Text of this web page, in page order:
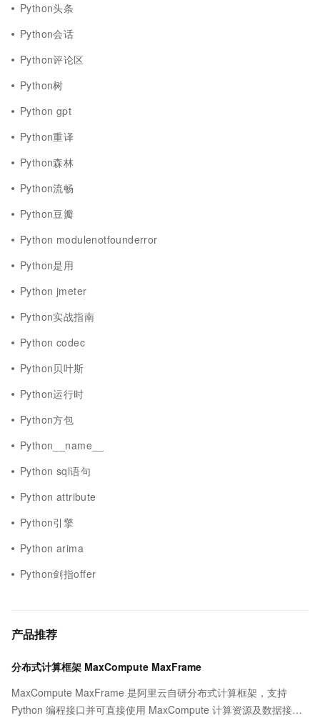
Python头条
Python会话
Python评论区
Python树
Python gpt
Python重译
Python森林
Python流畅
Python豆瓣
Python modulenotfounderror
Python是用
Python jmeter
Python实战指南
Python codec
Python贝叶斯
Python运行时
Python方包
Python__name__
Python sql语句
Python attribute
Python引擎
Python arima
Python剑指offer
产品推荐
分布式计算框架 MaxCompute MaxFrame
MaxCompute MaxFrame 是阿里云自研分布式计算框架，支持
Python 编程接口并可直接使用 MaxCompute 计算资源及数据接